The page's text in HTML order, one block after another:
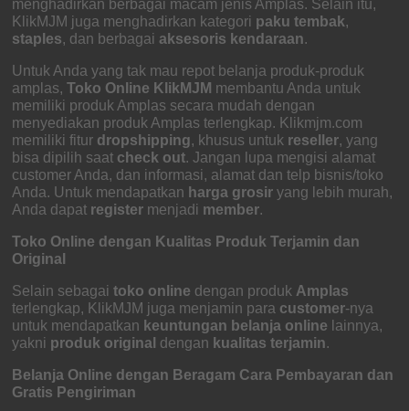
menghadirkan berbagai macam jenis Amplas. Selain itu,
KlikMJM juga menghadirkan kategori paku tembak,
staples, dan berbagaiaksesoris kendaraan.
Untuk Anda yang tak mau repot belanja produk-produk
amplas,Toko Online KlikMJM membantu Anda untuk
memiliki produk Amplas secara mudah dengan
menyediakan produk Amplas terlengkap. Klikmjm.com
memiliki fitur dropshipping, khusus untuk reseller, yang
bisa dipilih saat check out. Jangan lupa mengisi alamat
customer Anda, dan informasi, alamat dan telp bisnis/toko
Anda. Untuk mendapatkan harga grosir yang lebih murah,
Anda dapat register menjadi member.
Toko Online dengan Kualitas Produk Terjamin dan
Original
Selain sebagaitoko online dengan produk Amplas
terlengkap, KlikMJM juga menjamin para customer-nya
untuk mendapatkan keuntungan belanja online lainnya,
yakni produk original dengan kualitas terjamin.
Belanja Online dengan Beragam Cara Pembayaran dan
Gratis Pengiriman